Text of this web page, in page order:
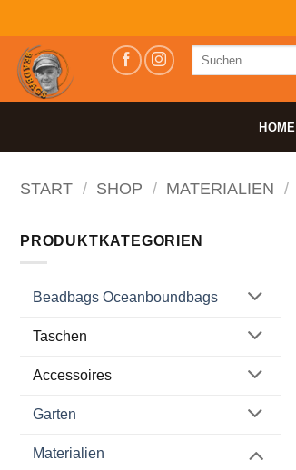
Inhalt
springen
Suchen
HOME
START / SHOP / MATERIALIEN /
PRODUKTKATEGORIEN
Beadbags Oceanboundbags
Taschen
Accessoires
Garten
Materialien